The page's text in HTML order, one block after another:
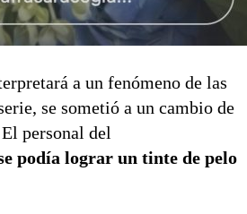
a un fenómeno de las
se sometió a un cambio de
personal del
podía lograr un tinte de pelo